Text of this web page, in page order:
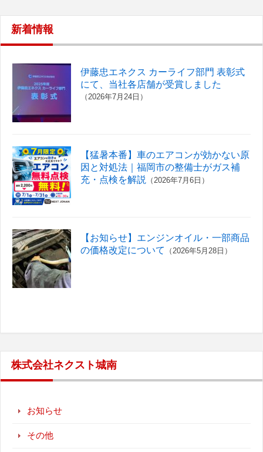
新着情報
伊藤忠エネクス カーライフ部門 表彰式
にて、当社各店舗が受賞しました
（2026年7月24日）
【猛暑本番】車のエアコンが効かない原
因と対処法｜福岡市の整備士がガス補
充・点検を解説
（2026年7月6日）
【お知らせ】エンジンオイル・一部商品
の価格改定について
（2026年5月28日）
株式会社ネクスト城南
お知らせ
その他